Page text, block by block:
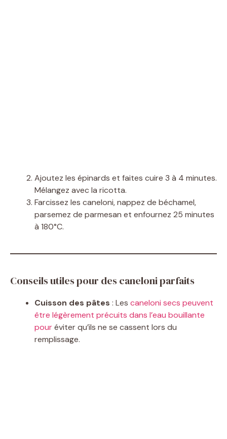
Ajoutez les épinards et faites cuire 3 à 4 minutes.
Mélangez avec la ricotta.
Farcissez les caneloni, nappez de béchamel,
parsemez de parmesan et enfournez 25 minutes
à 180°C.
Conseils utiles pour des caneloni parfaits
Cuisson des pâtes : Les caneloni secs peuvent
être légèrement précuits dans l’eau bouillante
pouréviter qu’ils ne se cassent lors du
remplissage.